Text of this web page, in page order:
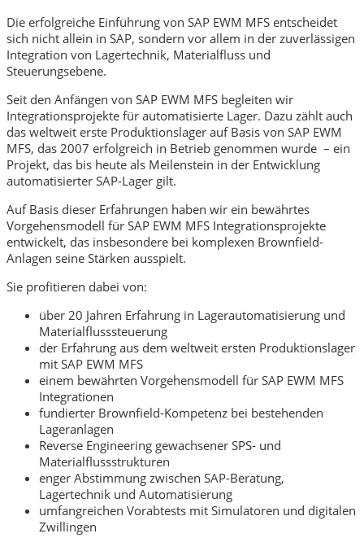
Die erfolgreiche Einführung von SAP EWM MFS entscheidet
sich nicht allein in SAP, sondern vor allem in der zuverlässigen
Integration von Lagertechnik, Materialfluss und
Steuerungsebene.
Seit den Anfängen von SAP EWM MFS begleiten wir
Integrationsprojekte für automatisierte Lager. Dazu zählt auch
das weltweit erste Produktionslager auf Basis von SAP EWM
MFS, das 2007 erfolgreich in Betrieb genommen wurde – ein
Projekt, das bis heute als Meilenstein in der Entwicklung
automatisierter SAP-Lager gilt.
Auf Basis dieser Erfahrungen haben wir ein bewährtes
Vorgehensmodell für SAP EWM MFS Integrationsprojekte
entwickelt, das insbesondere bei komplexen Brownfield-
Anlagen seine Stärken ausspielt.
Sie profitieren dabei von:
über 20 Jahren Erfahrung in Lagerautomatisierung und
Materialflusssteuerung
der Erfahrung aus dem weltweit ersten Produktionslager
mit SAP EWM MFS
einem bewährten Vorgehensmodell für SAP EWM MFS
Integrationen
fundierter Brownfield-Kompetenz bei bestehenden
Lageranlagen
Reverse Engineering gewachsener SPS- und
Materialflussstrukturen
enger Abstimmung zwischen SAP-Beratung,
Lagertechnik und Automatisierung
umfangreichen Vorabtests mit Simulatoren und digitalen
Zwillingen